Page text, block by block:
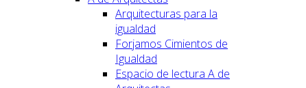
Arquitecturas para la
igualdad
Forjamos Cimientos de
Igualdad
Espacio de lectura A de